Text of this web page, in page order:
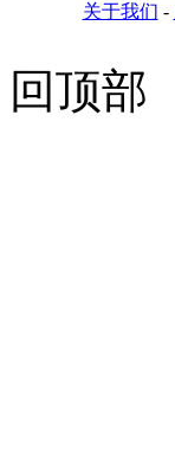
关于我们 -
回顶部